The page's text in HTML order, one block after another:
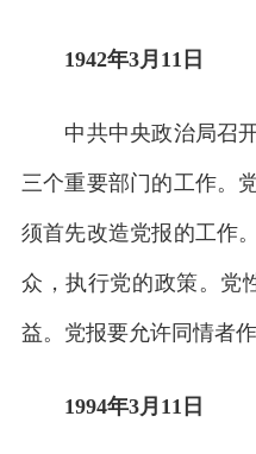
1942年3月11日
中共中央政治局召开
三个重要部门的工作。
须首先改造党报的工作
众，执行党的政策。党
益。党报要允许同情者
1994年3月11日